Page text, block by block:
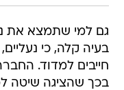
גם למי שתמצא את
בעיה קלה, כי
חייבים למדוד.
בכך שהציגה שיטה